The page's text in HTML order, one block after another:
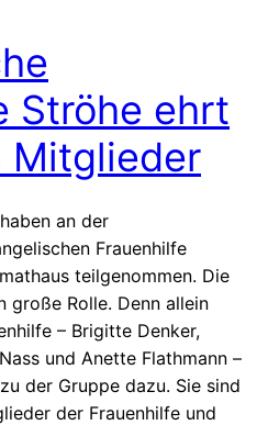
Ströhe ehrt
Mitglieder
an der
Frauenhilfe
teilgenommen. Die
große Rolle. Denn allein
– Brigitte Denker,
und Anette Flathmann –
der Gruppe dazu. Sie sind
der Frauenhilfe und